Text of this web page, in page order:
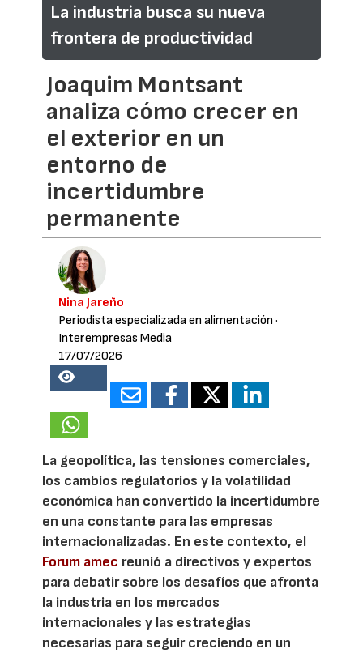
La industria busca su nueva
frontera de productividad
Joaquim Montsant
analiza cómo crecer en
el exterior en un
entorno de
incertidumbre
permanente
Nina Jareño
Periodista especializada en alimentación ·
Interempresas Media
17/07/2026
26879
La geopolítica, las tensiones comerciales,
los cambios regulatorios y la volatilidad
económica han convertido la incertidumbre
en una constante para las empresas
internacionalizadas. En este contexto, el
Forum amec reunió a directivos y expertos
para debatir sobre los desafíos que afronta
la industria en los mercados
internacionales y las estrategias
necesarias para seguir creciendo en un